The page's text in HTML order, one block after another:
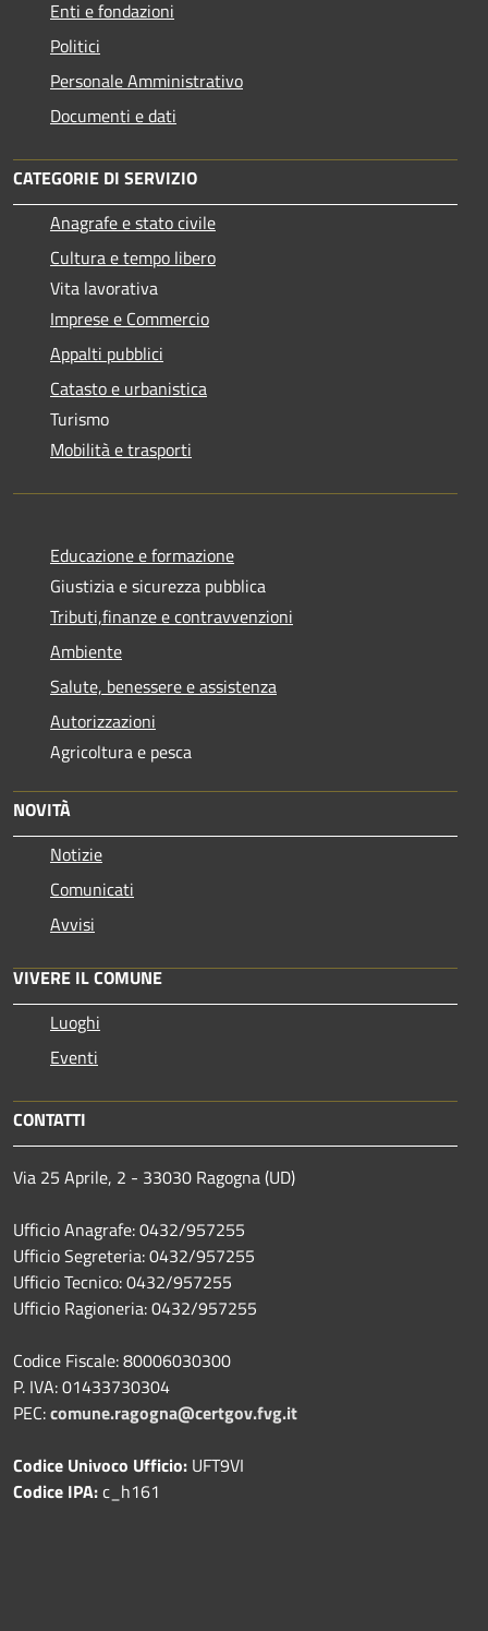
Enti e fondazioni
Politici
Personale Amministrativo
Documenti e dati
CATEGORIE DI SERVIZIO
Anagrafe e stato civile
Cultura e tempo libero
Vita lavorativa
Imprese e Commercio
Appalti pubblici
Catasto e urbanistica
Turismo
Mobilità e trasporti
Educazione e formazione
Giustizia e sicurezza pubblica
Tributi,finanze e contravvenzioni
Ambiente
Salute, benessere e assistenza
Autorizzazioni
Agricoltura e pesca
NOVITÀ
Notizie
Comunicati
Avvisi
VIVERE IL COMUNE
Luoghi
Eventi
CONTATTI
Via 25 Aprile, 2 - 33030 Ragogna (UD)
Ufficio Anagrafe: 0432/957255
Ufficio Segreteria: 0432/957255
Ufficio Tecnico: 0432/957255
Ufficio Ragioneria: 0432/957255
Codice Fiscale: 80006030300
P. IVA: 01433730304
PEC:comune.ragogna@certgov.fvg.it
Codice Univoco Ufficio: UFT9VI
Codice IPA:c_h161